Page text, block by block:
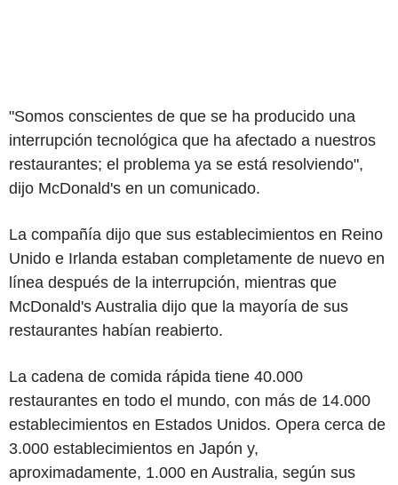
"Somos conscientes de que se ha producido una
interrupción tecnológica que ha afectado a nuestros
restaurantes; el problema ya se está resolviendo",
dijo McDonald's en un comunicado.
La compañía dijo que sus establecimientos en Reino
Unido e Irlanda estaban completamente de nuevo en
línea después de la interrupción, mientras que
McDonald's Australia dijo que la mayoría de sus
restaurantes habían reabierto.
La cadena de comida rápida tiene 40.000
restaurantes en todo el mundo, con más de 14.000
establecimientos en Estados Unidos. Opera cerca de
3.000 establecimientos en Japón y,
aproximadamente, 1.000 en Australia, según sus